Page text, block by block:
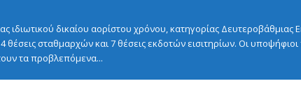
ιδιωτικού δικαίου αορίστου χρόνου, κατηγορίας
σταθμαρχών και 7 θέσεις εκδοτών εισιτηρίων. Οι υποψήφιοι
τα προβλεπόμενα...